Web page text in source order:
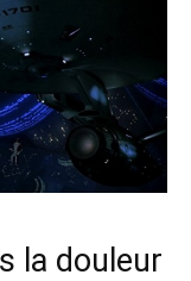
la douleur